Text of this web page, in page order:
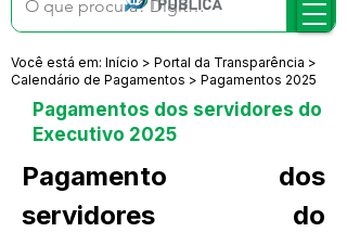
Você está em: Início > Portal da Transparência >
Calendário de Pagamentos > Pagamentos 2025
Pagamentos dos servidores do
Executivo 2025
Pagamento dos
servidores do